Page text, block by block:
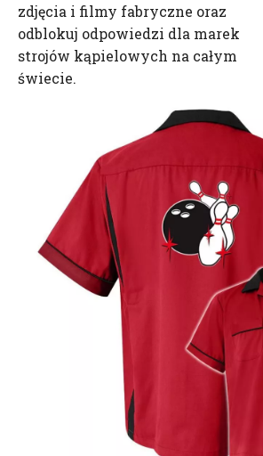
zdjęcia i filmy fabryczne oraz
odblokuj odpowiedzi dla marek
strojów kąpielowych na całym
świecie.